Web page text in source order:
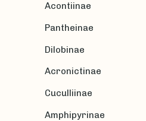
Acontiinae
Pantheinae
Dilobinae
Acronictinae
Cuculliinae
Amphipyrinae